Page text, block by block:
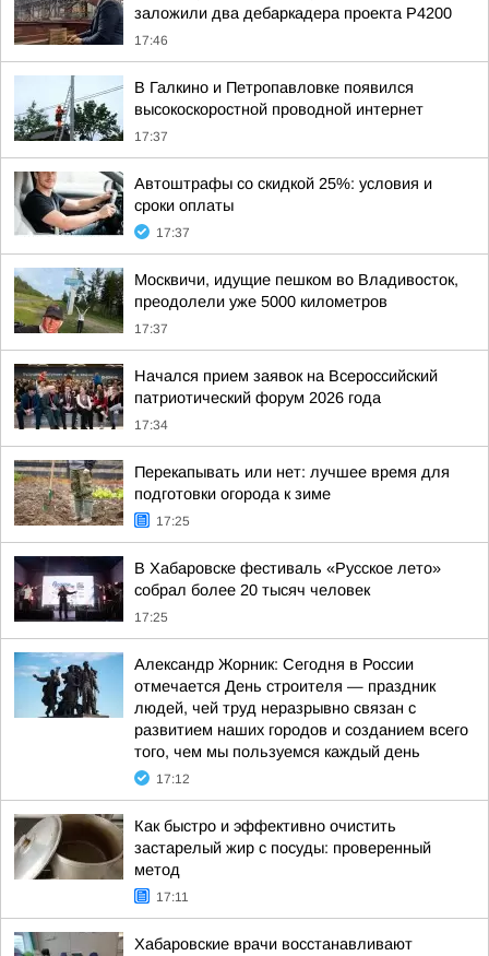
заложили два дебаркадера проекта Р4200
17:46
В Галкино и Петропавловке появился
высокоскоростной проводной интернет
17:37
Автоштрафы со скидкой 25%: условия и
сроки оплаты
17:37
Москвичи, идущие пешком во Владивосток,
преодолели уже 5000 километров
17:37
Начался прием заявок на Всероссийский
патриотический форум 2026 года
17:34
Перекапывать или нет: лучшее время для
подготовки огорода к зиме
17:25
В Хабаровске фестиваль «Русское лето»
собрал более 20 тысяч человек
17:25
Александр Жорник: Сегодня в России
отмечается День строителя — праздник
людей, чей труд неразрывно связан с
развитием наших городов и созданием всего
того, чем мы пользуемся каждый день
17:12
Как быстро и эффективно очистить
застарелый жир с посуды: проверенный
метод
17:11
Хабаровские врачи восстанавливают